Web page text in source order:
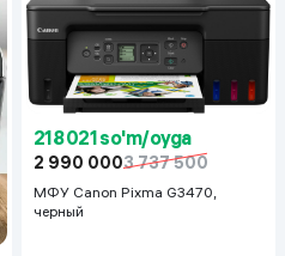
218 021 so'm/oyga
2 990 0003 737 500
МФУ Canon Pixma G3470,
черный